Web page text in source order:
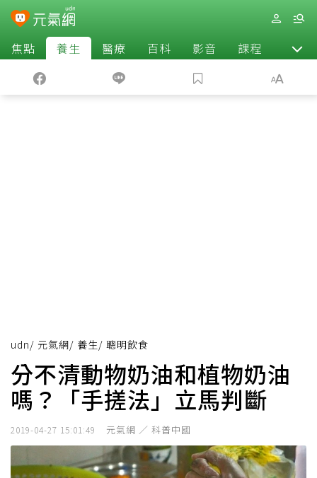
焦點 養生 醫療 百科 影音 課程 退休
udn/ 元氣網/ 養生/ 聰明飲食
分不清動物奶油和植物奶油
嗎？「手搓法」立馬判斷
2019-04-27 15:01:49 元氣網 ／ 科普中國